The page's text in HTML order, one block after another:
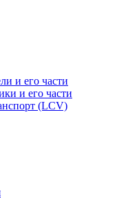
и его части
и его части
(LCV)